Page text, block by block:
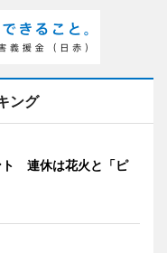
ング
ト 連休は花火と「ピ